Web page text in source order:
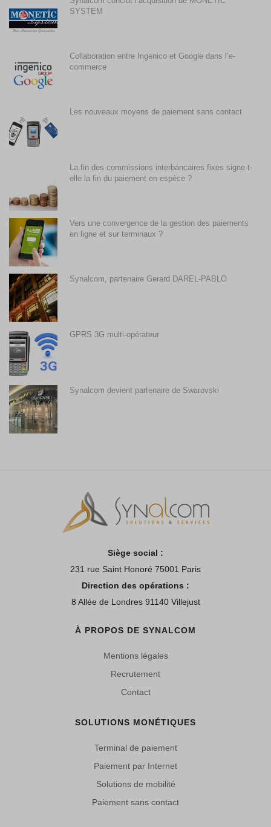
SYSTEM
Collaboration entre Ingenico et Google dans l’e-
commerce
Les nouveaux moyens de paiement sans contact
La fin des commissions interbancaires fixes signe-t-
elle la fin du paiement en espèce ?
Vers une convergence de la gestion des paiements
en ligne et sur terminaux ?
Synalcom, partenaire Gerard DAREL-PABLO
GPRS 3G multi-opérateur
Synalcom devient partenaire de Swarovski
Siège social :
231 rue Saint Honoré 75001 Paris
Direction des opérations :
8 Allée de Londres 91140 Villejust
À PROPOS DE SYNALCOM
Mentions légales
Recrutement
Contact
SOLUTIONS MONÉTIQUES
Terminal de paiement
Paiement par Internet
Solutions de mobilité
Paiement sans contact